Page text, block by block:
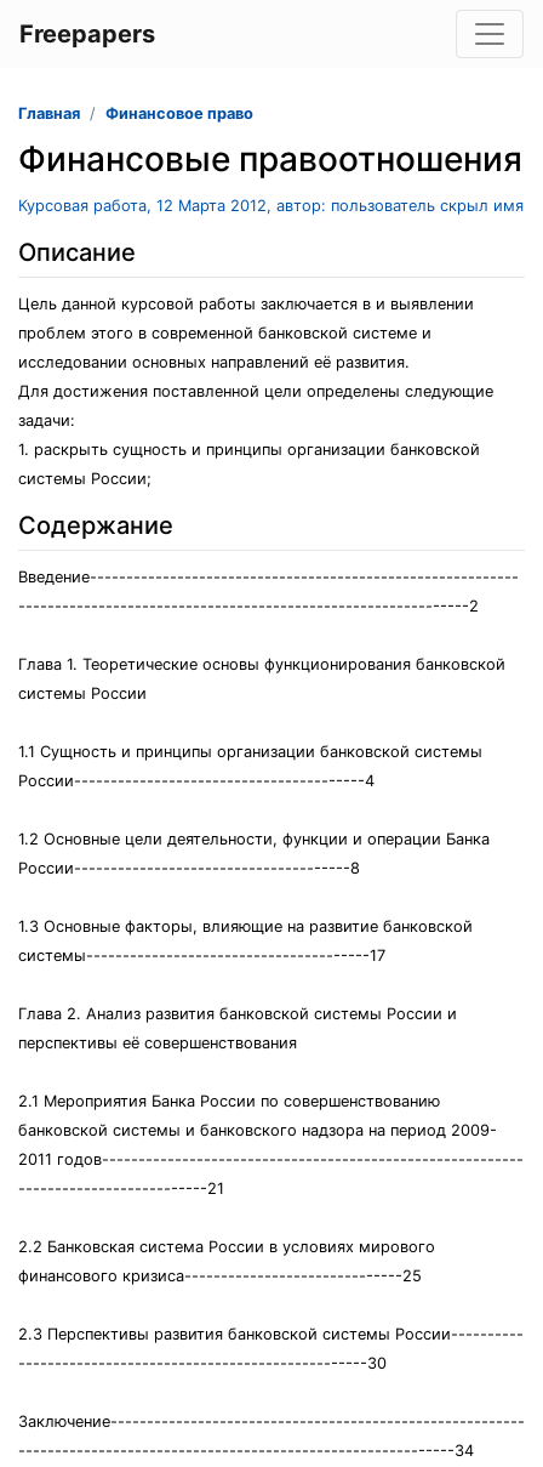
Freepapers
Главная Финансовое право
Финансовые правоотношения
Курсовая работа, 12 Марта 2012, автор: пользователь скрыл имя
Описание
Цель данной курсовой работы заключается в и выявлении
проблем этого в современной банковской системе и
исследовании основных направлений её развития.
Для достижения поставленной цели определены следующие
задачи:
1. раскрыть сущность и принципы организации банковской
системы России;
Содержание
Введение-----------------------------------------------------------
--------------------------------------------------------------2
Глава 1. Теоретические основы функционирования банковской
системы России
1.1 Сущность и принципы организации банковской системы
России----------------------------------------4
1.2 Основные цели деятельности, функции и операции Банка
России--------------------------------------8
1.3 Основные факторы, влияющие на развитие банковской
системы---------------------------------------17
Глава 2. Анализ развития банковской системы России и
перспективы её совершенствования
2.1 Мероприятия Банка России по совершенствованию
банковской системы и банковского надзора на период 2009-
2011 годов----------------------------------------------------------
--------------------------21
2.2 Банковская система России в условиях мирового
финансового кризиса------------------------------25
2.3 Перспективы развития банковской системы России----------
------------------------------------------------30
Заключение---------------------------------------------------------
------------------------------------------------------------34